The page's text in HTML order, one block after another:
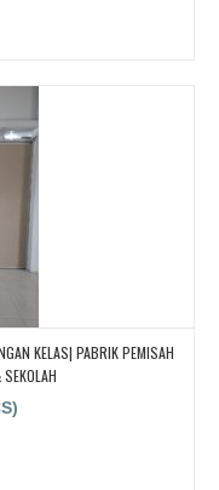
KELAS| PABRIK PEMISAH